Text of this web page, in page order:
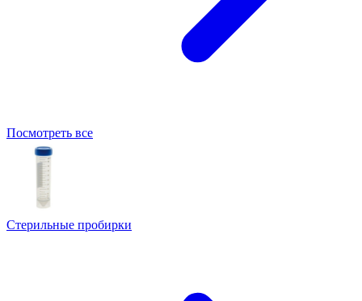
Посмотреть все
Стерильные пробирки